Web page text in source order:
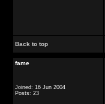
Back to top
fame
Joined: 16 Jun 2004
Posts: 23